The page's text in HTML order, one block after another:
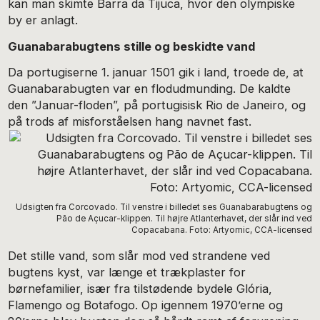
kan man skimte Barra da Tijuca, hvor den olympiske
by er anlagt.
Guanabarabugtens stille og beskidte vand
Da portugiserne 1. januar 1501 gik i land, troede de, at
Guanabarabugten var en flodudmunding. De kaldte
den ”Januar-floden”, på portugisisk Rio de Janeiro, og
på trods af misforståelsen hang navnet fast.
Udsigten fra Corcovado. Til venstre i billedet ses Guanabarabugtens og
Pão de Açucar-klippen. Til højre Atlanterhavet, der slår ind ved
Copacabana. Foto: Artyomic, CCA-licensed
Det stille vand, som slår mod ved strandene ved
bugtens kyst, var længe et trækplaster for
børnefamilier, især fra tilstødende bydele Glória,
Flamengo og Botafogo. Op igennem 1970’erne og